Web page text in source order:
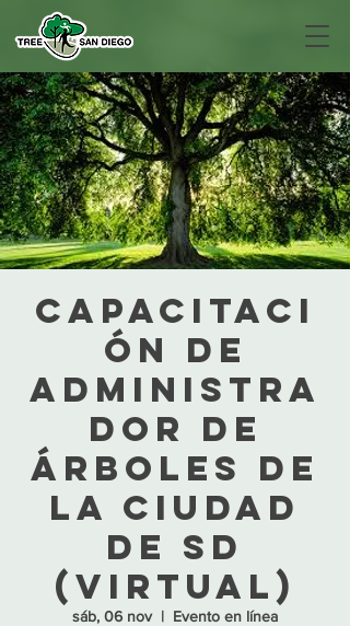
Capacitaci
ón de
administra
dor de
árboles de
la ciudad
de SD
(virtual)
sáb, 06 nov
  |
Evento en línea